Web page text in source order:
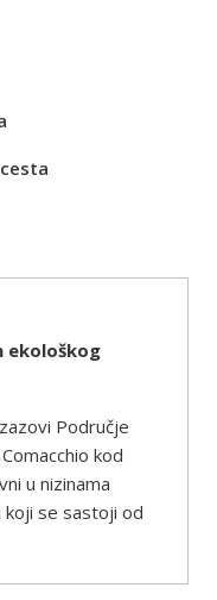
ekološkog
Područje
kod
u nizinama
koji se sastoji od